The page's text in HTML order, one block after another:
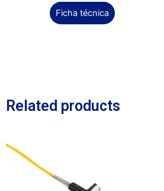
Ficha técnica
Related products